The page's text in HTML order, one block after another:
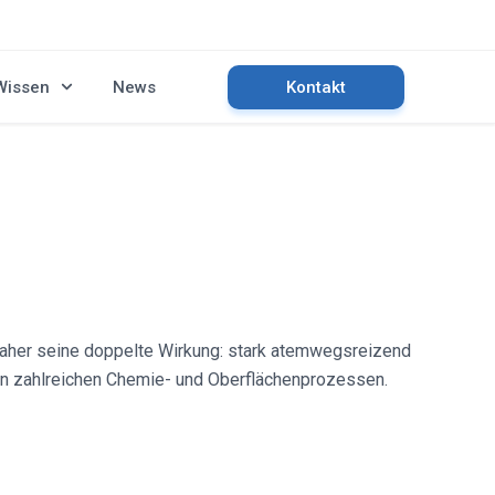
News Kontakt
seine doppelte Wirkung: stark atemwegsreizend
zahlreichen Chemie- und Oberflächenprozessen.